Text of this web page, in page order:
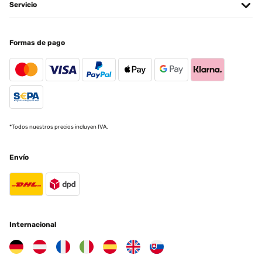
filo corto che esce dalla pompa alimenta i led, il filo lungo deve
la spugna nera, così che andrà collegato al trasformatore. Una volta
eseguito tutti i collegamenti si può appoggiare la colonna sulla
base e fissarla con i due bulloni inclusi. Non ha interruttori, perciò
quando si alimenta la presa parte subito, consiglio perciò di
collegarla ad una presa temporizzata o ad una presa comandata via
Utente Amazon
E arrivato imballato benissimo, con al interno tutti i pezzi e le
istruzioni per poterlo assemblare. Una volta assemblato e messo
l’acqua, accesso e il top sia per un appartamento, terrazzo che per
un giardino. Noi l’abbiamo messo in sala, vicino a delle piante e il
Servicio
Formas de pago
*Todos nuestros precios incluyen IVA.
Envío
Internacional